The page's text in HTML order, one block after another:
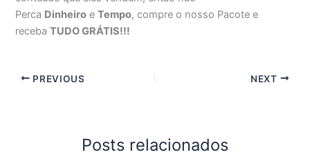
Perca Dinheiro eTempo, compre o nosso Pacote e
recebaTUDO GRÁTIS!!!
PREVIOUS NEXT
Posts relacionados